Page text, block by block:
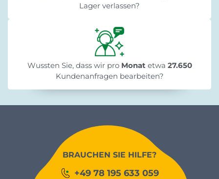
Lager verlassen?
Wussten Sie, dass wir pro Monat etwa 27.650
Kundenanfragen bearbeiten?
BRAUCHEN SIE HILFE?
+49 78 195 633 059